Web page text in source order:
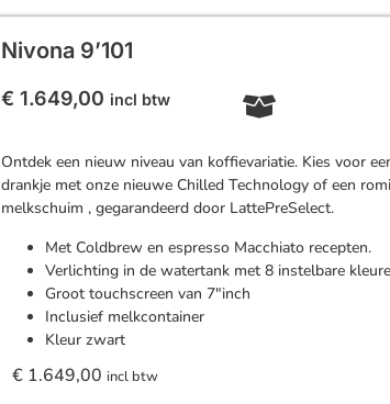
Nivona 9’101
€ 1.649,00 incl btw
Ontdek een nieuw niveau van koffievariatie. Kies voor
drankje met onze nieuwe Chilled Technology of een
melkschuim , gegarandeerd door LattePreSelect.
Met Coldbrew en espresso Macchiato recepten.
Verlichting in de watertank met 8 instelbare
Groot touchscreen van 7″inch
Inclusief melkcontainer
Kleur zwart
€ 1.649,00 incl btw